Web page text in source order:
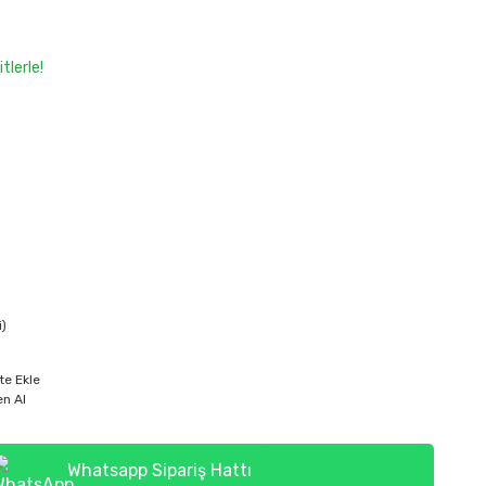
Ekle
Al
Whatsapp Sipariş Hattı